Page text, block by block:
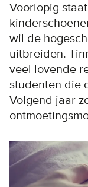
Voorlopig
wil de
uitbreiden.
veel lovende
studenten die
Volgend jaar